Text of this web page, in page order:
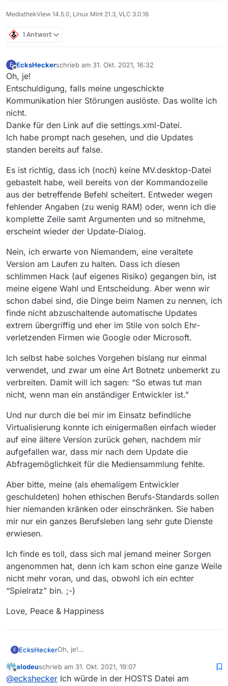
MediathekView 14.5.0, Linux Mint 21.3, VLC 3.0.16
1 Antwort
E
Offline
EcksHeckerschrieb am 31. Okt. 2021, 16:32
zuletzt editiert von
Oh, je!
Entschuldigung, falls meine ungeschickte
Kommunikation hier Störungen auslöste. Das wollte ich
nicht.
Danke für den Link auf die settings.xml-Datei.
Ich habe prompt nach gesehen, und die Updates
standen bereits auf false.
Es ist richtig, dass ich (noch) keine MV.desktop-Datei
gebastelt habe, weil bereits von der Kommandozeile
aus der betreffende Befehl scheitert. Entweder wegen
fehlender Angaben (zu wenig RAM) oder, wenn ich die
komplette Zeile samt Argumenten und so mitnehme,
erscheint wieder der Update-Dialog.
Nein, ich erwarte von Niemandem, eine veraltete
Version am Laufen zu halten. Dass ich diesen
schlimmen Hack (auf eigenes Risiko) gegangen bin, ist
meine eigene Wahl und Entscheidung. Aber wenn wir
schon dabei sind, die Dinge beim Namen zu nennen, ich
finde nicht abzuschaltende automatische Updates
extrem übergriffig und eher im Stile von solch Ehr-
verletzenden Firmen wie Google oder Microsoft.
Ich selbst habe solches Vorgehen bislang nur einmal
verwendet, und zwar um eine Art Botnetz unbemerkt zu
verbreiten. Damit will ich sagen: “So etwas tut man
nicht, wenn man ein anständiger Entwickler ist.”
Und nur durch die bei mir im Einsatz befindliche
Virtualisierung konnte ich einigermaßen einfach wieder
auf eine ältere Version zurück gehen, nachdem mir
aufgefallen war, dass mir nach dem Update die
Abfragemöglichkeit für die Mediensammlung fehlte.
Aber bitte, meine (als ehemaligem Entwickler
geschuldeten) hohen ethischen Berufs-Standards sollen
hier niemanden kränken oder einschränken. Sie haben
mir nur ein ganzes Berufsleben lang sehr gute Dienste
erwiesen.
Ich finde es toll, dass sich mal jemand meiner Sorgen
angenommen hat, denn ich kam schon eine ganze Weile
nicht mehr voran, und das, obwohl ich ein echter
“Spielratz” bin. ;-)
Love, Peace & Happiness
E EcksHeckerOh, je!
Kommunikation hier Störungen auslöste. Das
wollte ich nicht.
Es ist richtig, dass ich (noch) keine MV.desktop-
Datei gebastelt habe, weil bereits von der
Offline
alodeuschrieb am 31. Okt. 2021, 19:07
zuletzt editiert von
@eckshecker Ich würde in der HOSTS Datei am